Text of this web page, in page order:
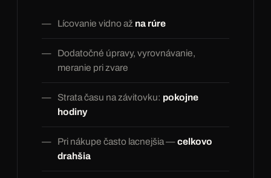
Lícovanie vidno až na rúre
Dodatočné úpravy, vyrovnávanie,
meranie pri zvare
Strata času na závitovku: pokojne
hodiny
Pri nákupe často lacnejšia —celkovo
drahšia